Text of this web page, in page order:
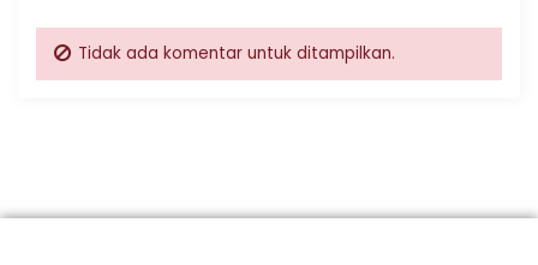
Tidak ada komentar untuk ditampilkan.